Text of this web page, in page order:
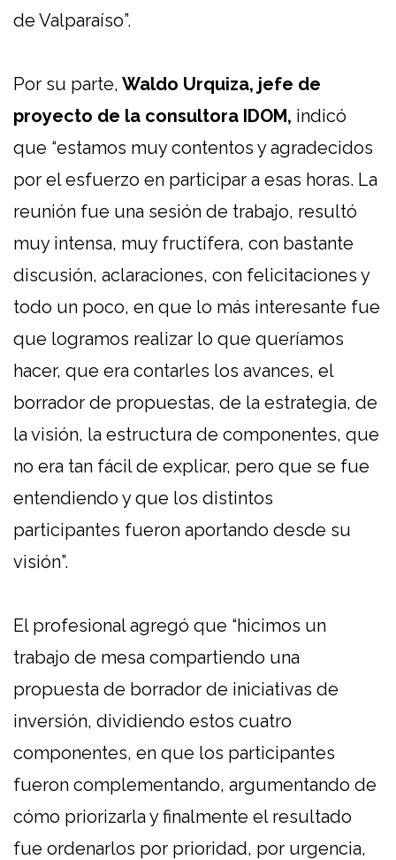
de Valparaíso”.
Por su parte, Waldo Urquiza, jefe de
proyecto de la consultora IDOM, indicó
que “estamos muy contentos y agradecidos
por el esfuerzo en participar a esas horas. La
reunión fue una sesión de trabajo, resultó
muy intensa, muy fructífera, con bastante
discusión, aclaraciones, con felicitaciones y
todo un poco, en que lo más interesante fue
que logramos realizar lo que queríamos
hacer, que era contarles los avances, el
borrador de propuestas, de la estrategia, de
la visión, la estructura de componentes, que
no era tan fácil de explicar, pero que se fue
entendiendo y que los distintos
participantes fueron aportando desde su
visión”.
El profesional agregó que “hicimos un
trabajo de mesa compartiendo una
propuesta de borrador de iniciativas de
inversión, dividiendo estos cuatro
componentes, en que los participantes
fueron complementando, argumentando de
cómo priorizarla y finalmente el resultado
fue ordenarlos por prioridad, por urgencia,